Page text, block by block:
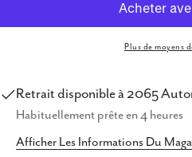
Plus de moyens
Retrait disponible à 2065
Habituellement prête en 4 heures
Afficher Les Informations Du
Partager ce produit